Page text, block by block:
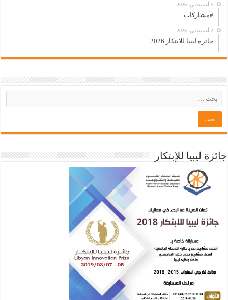
5 أغسطس، 2026
#مشاركات
2 أغسطس، 2026
جائزة ليبيا للابتكار 2026
جائزة ليبيا للإبتكار